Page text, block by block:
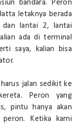
bandara. Peron
letaknya berada
lantai 2, lantai
ada di terminal
saya, kalian bisa
jalan sedikit ke
Peron yang
pintu hanya akan
Ketika kami